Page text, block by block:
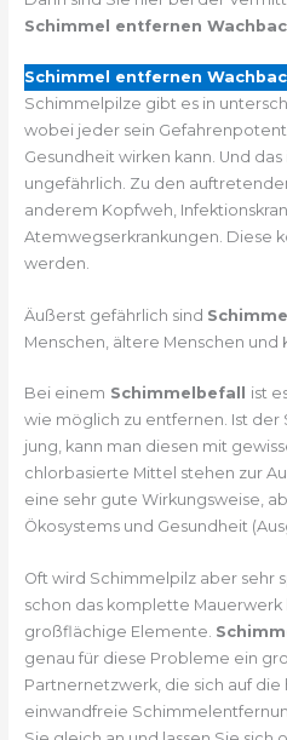
Schimmel entfernen
Schimmel entfernen
Schimmelpilze gibt es in
wobei jeder sein
Gesundheit wirken kann. Und
ungefährlich. Zu den
anderem Kopfweh,
Atemwegserkrankungen. Diese
werden.
Äußerst gefährlich sind
Menschen, ältere Menschen und
Bei einem Schimmelbefall ist
wie möglich zu entfernen. Ist
jung, kann man diesen mit
chlorbasierte Mittel stehen zur
eine sehr gute Wirkungsweise,
Ökosystems und Gesundheit
Oft wird Schimmelpilz aber sehr
schon das komplette Mauerwerk
großflächige Elemente.
genau für diese Probleme ein
Partnernetzwerk, die sich auf
einwandfreie